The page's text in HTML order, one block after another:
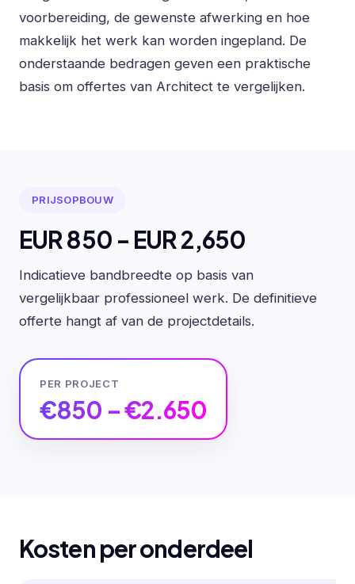
voorbereiding, de gewenste afwerking en hoe
makkelijk het werk kan worden ingepland. De
onderstaande bedragen geven een praktische
basis om offertes van Architect te vergelijken.
PRIJSOPBOUW
EUR 850 - EUR 2,650
Indicatieve bandbreedte op basis van
vergelijkbaar professioneel werk. De definitieve
offerte hangt af van de projectdetails.
PER PROJECT
€850 – €2.650
Kosten per onderdeel